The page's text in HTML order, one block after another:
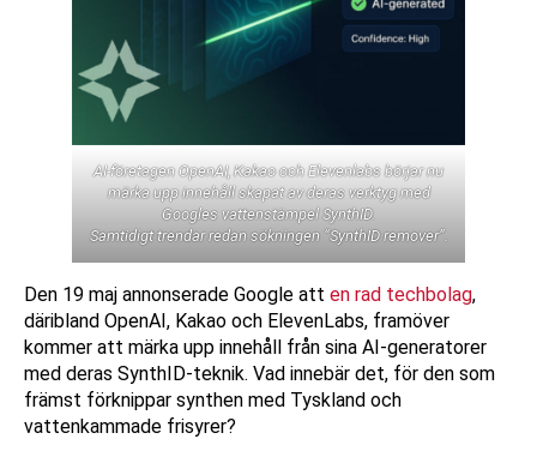
AI-företagen OpenAI, Kakao och Elevenlabs börjar nu
märka upp innehåll skapat av deras verktyg med
Googles vattenstämpel SynthID.
Samtidigt trendar redan sökningen “SynthID remover”.
Den 19 maj annonserade Google att en rad techbolag,
däribland OpenAI, Kakao och ElevenLabs, framöver
kommer att märka upp innehåll från sina AI-generatorer
med deras SynthID-teknik. Vad innebär det, för den som
främst förknippar synthen med Tyskland och
vattenkammade frisyrer?